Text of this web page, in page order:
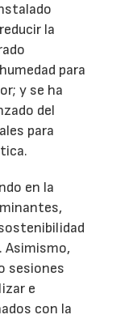
la
para
y se ha
del
para
en la
sesiones
e
con la